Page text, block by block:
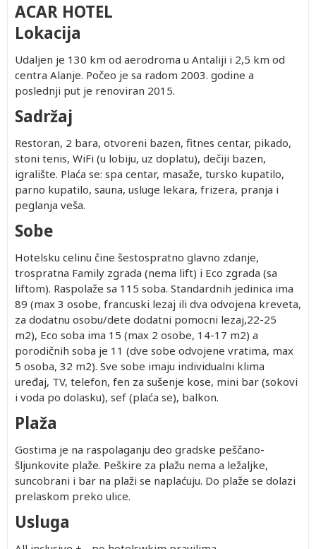
ACAR HOTEL
Lokacija
Udaljen je 130 km od aerodroma u Antaliji i 2,5 km od
centra Alanje. Počeo je sa radom 2003. godine a
poslednji put je renoviran 2015.
Sadržaj
Restoran, 2 bara, otvoreni bazen, fitnes centar, pikado,
stoni tenis, WiFi (u lobiju, uz doplatu), dečiji bazen,
igralište. Plaća se: spa centar, masaže, tursko kupatilo,
parno kupatilo, sauna, usluge lekara, frizera, pranja i
peglanja veša.
Sobe
Hotelsku celinu čine šestospratno glavno zdanje,
trospratna Family zgrada (nema lift) i Eco zgrada (sa
liftom). Raspolaže sa 115 soba. Standardnih jedinica ima
89 (max 3 osobe, francuski lezaj ili dva odvojena kreveta,
za dodatnu osobu/dete dodatni pomocni lezaj,22-25
m2), Eco soba ima 15 (max 2 osobe, 14-17 m2) a
porodičnih soba je 11 (dve sobe odvojene vratima, max
5 osoba, 32 m2). Sve sobe imaju individualni klima
uređaj, TV, telefon, fen za sušenje kose, mini bar (sokovi
i voda po dolasku), sef (plaća se), balkon.
Plaža
Gostima je na raspolaganju deo gradske peščano-
šljunkovite plaže. Peškire za plažu nema a ležaljke,
suncobrani i bar na plaži se naplaćuju. Do plaže se dolazi
prelaskom preko ulice.
Usluga